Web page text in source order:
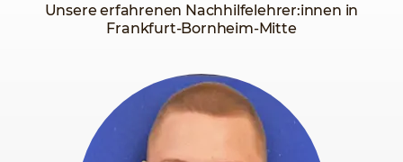
Unsere erfahrenen Nachhilfelehrer:innen in
Frankfurt-Bornheim-Mitte